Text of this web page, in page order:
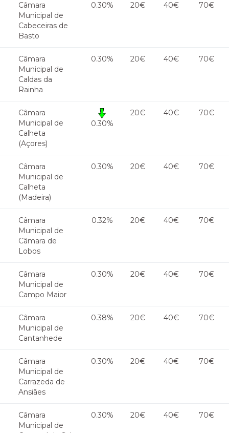
Câmara
Municipal de
Cabeceiras de
Basto
0.30% 20€ 40€ 70€
Câmara
Municipal de
Caldas da
Rainha
0.30% 20€ 40€ 70€
Câmara
Municipal de
Calheta
(Açores)
0.30%
20€ 40€ 70€
Câmara
Municipal de
Calheta
(Madeira)
0.30% 20€ 40€ 70€
Câmara
Municipal de
Câmara de
Lobos
0.32% 20€ 40€ 70€
Câmara
Municipal de
Campo Maior
0.30% 20€ 40€ 70€
Câmara
Municipal de
Cantanhede
0.38% 20€ 40€ 70€
Câmara
Municipal de
Carrazeda de
Ansiães
0.30% 20€ 40€ 70€
Câmara
Municipal de
0.30% 20€ 40€ 70€